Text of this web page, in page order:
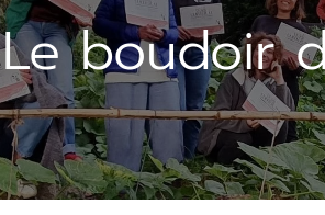
Le boudoir